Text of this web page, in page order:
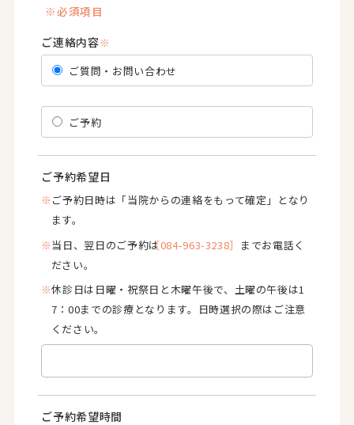
※必須項目
ご連絡内容※
ご質問・お問い合わせ
ご予約
ご予約希望日
※ ご予約日時は「当院からの連絡をもって確定」となり
ます。
※当日、翌日のご予約は［084-963-3238］
までお電話く
ださい。
※休診日は日曜・祝祭日と木曜午後で、土曜の午後は1
7：00までの診療となります。日時選択の際はご注意
ください。
ご予約希望時間